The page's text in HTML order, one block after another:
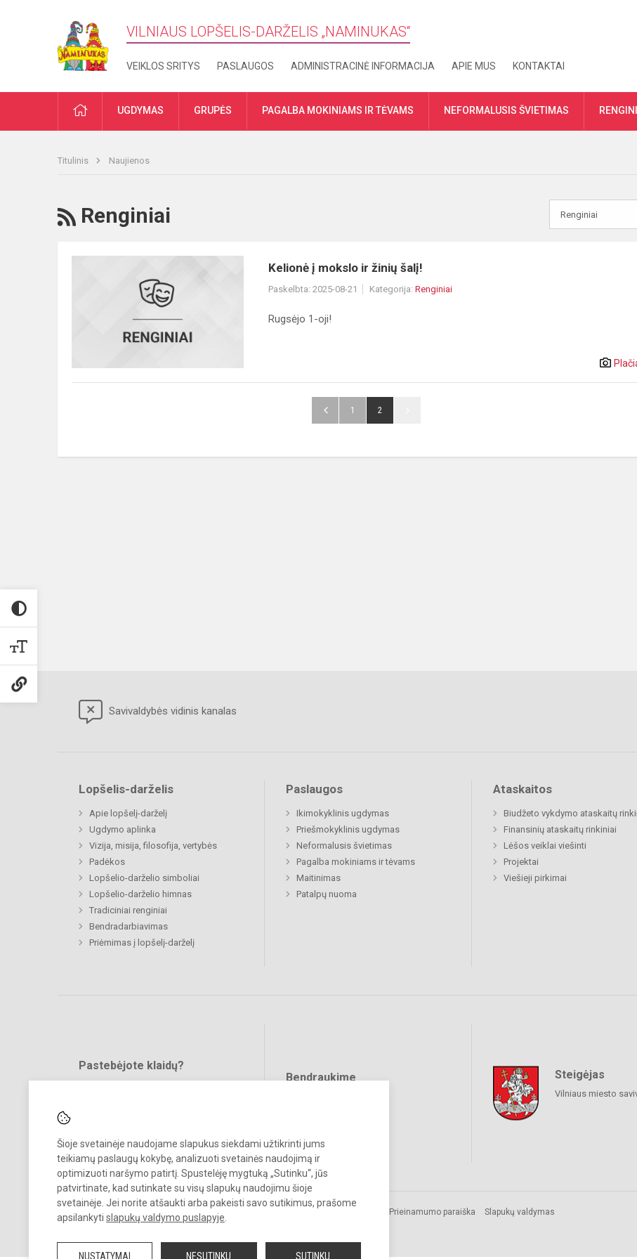
Šioje svetainėje naudojame slapukus siekdami užtikrinti jums
teikiamų paslaugų kokybę, analizuoti svetainės naudojimą ir
optimizuoti naršymo patirtį. Spustelėję mygtuką „Sutinku“, jūs
patvirtinate, kad sutinkate su visų slapukų naudojimu šioje
svetainėje. Jei norite atšaukti arba pakeisti savo sutikimus, prašome
apsilankyti slapukų valdymo puslapyje
NUSTATYMAI NESUTINKU SUTINKU
VILNIAUS LOPŠELIS-DARŽELIS „​NAMINUKAS“
VEIKLOS SRITYS PASLAUGOS ADMINISTRACINĖ INFORMACIJA APIE MUS KONTAKTAI
PRADŽIAUGDYMAS GRUPĖS PAGALBA MOKINIAMS IR TĖVAMS NEFORMALUSIS ŠVIETIMAS
Titulinis Naujienos
RSS
Renginiai
Kelionė į mokslo ir žinių šalį!
Paskelbta: 2025-08-21 Kategorija: Renginiai
Rugsėjo 1-oji!
1 2
Savivaldybės vidinis kanalas
Lopšelis-darželis
Apie lopšelį-darželį
Ugdymo aplinka
Vizija, misija, filosofija, vertybės
Padėkos
Lopšelio-darželio simboliai
Lopšelio-darželio himnas
Tradiciniai renginiai
Bendradarbiavimas
Priėmimas į lopšelį-darželį
Paslaugos
Ikimokyklinis ugdymas
Priešmokyklinis ugdymas
Neformalusis švietimas
Pagalba mokiniams ir tėvams
Maitinimas
Patalpų nuoma
Ataskaitos
Biudžeto vykdymo ataskaitų
Finansinių ataskaitų rinkiniai
Lėšos veiklai viešinti
Projektai
Viešieji pirkimai
Pastebėjote klaidų?
Bendraukime Steigėjas
Vilniaus miesto
© 2022. Vilniaus lopšelis darželis Naminukas. Visos teisės saugomos.
Kopijuoti turinį be raštiško darželio administracijos sutikimo griežtai
Prieinamumo paraiška Slapukų valdymas